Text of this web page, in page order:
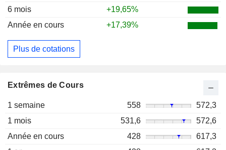
6 mois
+19,65%
Année en cours
+17,39%
Plus de cotations
Extrêmes de Cours
1 semaine 558
572,3
1 mois
531,6
572,6
Année en cours
428
617,3